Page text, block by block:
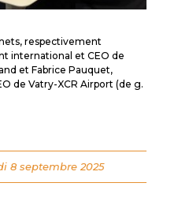
respectivement
international et CEO de
et Fabrice Pauquet,
de Vatry-XCR Airport (de g.
8 septembre 2025